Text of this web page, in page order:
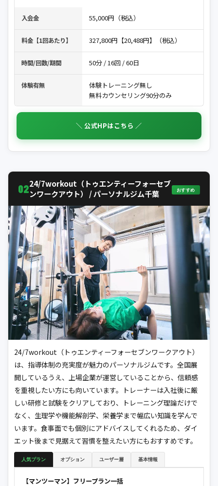
入会金 55,000円（税込）
料金【1回あたり】 327,800円【20,488円】（税込）
時間/回数/期間 50分 / 16回 / 60日
体験有無
体験トレーニング無し
無料カウンセリング90分のみ
＼ 公式HPはこちら ／
0224/7workout（トゥエンティーフォーセブ
ンワークアウト） / パーソナルジム千葉
おすすめ
24/7workout（トゥエンティーフォーセブンワークアウト）
は、指導体制の充実度が魅力のパーソナルジムです。全国展
開しているうえ、上場企業が運営していることから、信頼感
を重視したい方にも向いています。トレーナーは入社後に厳
しい研修と試験をクリアしており、トレーニング理論だけで
なく、生理学や機能解剖学、栄養学まで幅広い知識を学んで
います。食事面でも個別にアドバイスしてくれるため、ダイ
エット後まで見据えて習慣を整えたい方にもおすすめです。
人気プラン オプション ユーザー層 基本情報
【マンツーマン】フリープラン一括